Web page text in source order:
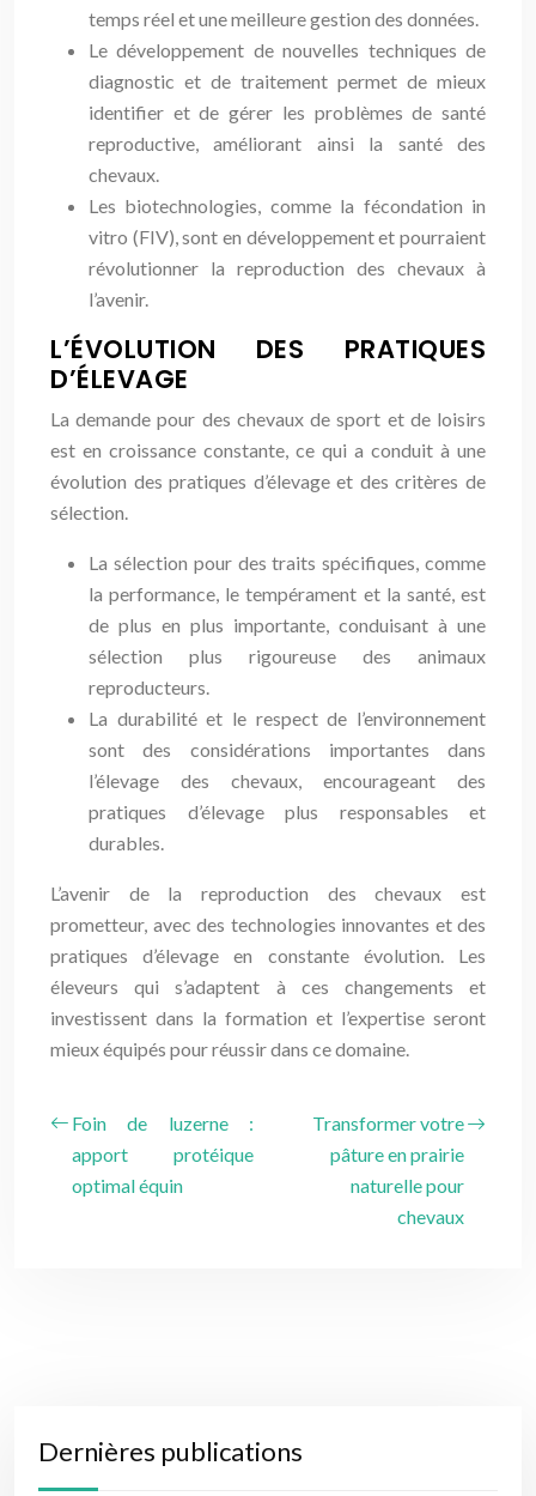
temps réel et une meilleure gestion des données.
Le développement de nouvelles techniques de
diagnostic et de traitement permet de mieux
identifier et de gérer les problèmes de santé
reproductive, améliorant ainsi la santé des
chevaux.
Les biotechnologies, comme la fécondation in
vitro (FIV), sont en développement et pourraient
révolutionner la reproduction des chevaux à
l’avenir.
L’ÉVOLUTION DES PRATIQUES
D’ÉLEVAGE
La demande pour des chevaux de sport et de loisirs
est en croissance constante, ce qui a conduit à une
évolution des pratiques d’élevage et des critères de
sélection.
La sélection pour des traits spécifiques, comme
la performance, le tempérament et la santé, est
de plus en plus importante, conduisant à une
sélection plus rigoureuse des animaux
reproducteurs.
La durabilité et le respect de l’environnement
sont des considérations importantes dans
l’élevage des chevaux, encourageant des
pratiques d’élevage plus responsables et
durables.
L’avenir de la reproduction des chevaux est
prometteur, avec des technologies innovantes et des
pratiques d’élevage en constante évolution. Les
éleveurs qui s’adaptent à ces changements et
investissent dans la formation et l’expertise seront
mieux équipés pour réussir dans ce domaine.
Foin de luzerne :
apport protéique
optimal équin
Transformer votre
pâture en prairie
naturelle pour
chevaux
Dernières publications